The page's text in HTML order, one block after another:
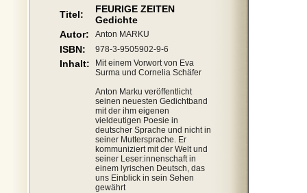
Titel:
FEURIGE ZEITEN
Gedichte
Autor:
Anton MARKU
ISBN: 978-3-9505902-9-6
Inhalt:
Mit einem Vorwort von Eva
Surma und Cornelia Schäfer
Anton Marku veröffentlicht
seinen neuesten Gedichtband
mit der ihm eigenen
vieldeutigen Poesie in
deutscher Sprache und nicht in
seiner Muttersprache. Er
kommuniziert mit der Welt und
seiner Leser:innenschaft in
einem lyrischen Deutsch, das
uns Einblick in sein Sehen
gewährt